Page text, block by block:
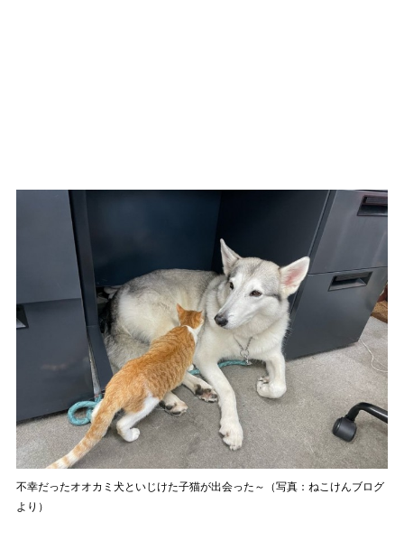
不幸だったオオカミ犬といじけた子猫が出会った～（写真：ねこけんブログ
より）